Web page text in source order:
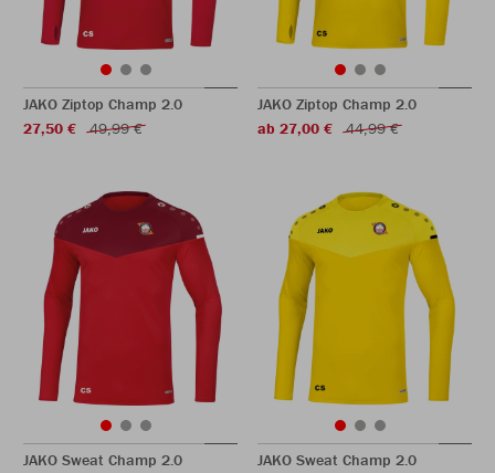
JAKO Ziptop Champ 2.0
27,50 €
49,99 €
JAKO Ziptop Champ 2.0
ab 27,00 €
44,99 €
JAKO Sweat Champ 2.0
JAKO Sweat Champ 2.0